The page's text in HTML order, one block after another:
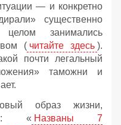
— и конкретно
существенно
занимались
( читайте здесь ).
почти легальный
таможни и
образ жизни,
« Названы 7